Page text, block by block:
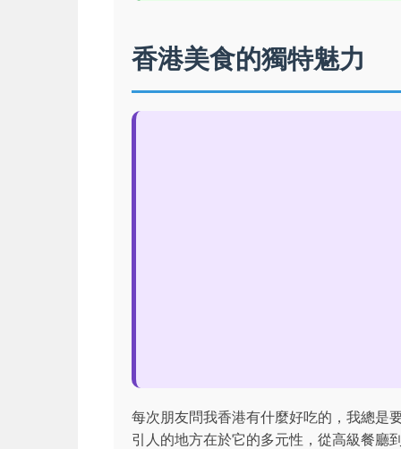
香港美食的獨特魅力
每次朋友問我香港有什麼好吃的，我總是
引人的地方在於它的多元性，從高級餐廳